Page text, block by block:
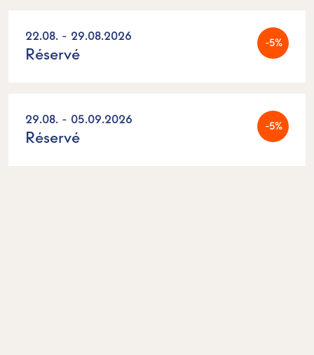
22.08. - 29.08.2026 -5%
Réservé
29.08. - 05.09.2026 -5%
Réservé